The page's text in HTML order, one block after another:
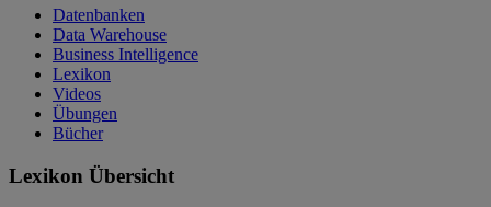
Datenbanken
Data Warehouse
Business Intelligence
Lexikon
Videos
Übungen
Bücher
Lexikon Übersicht